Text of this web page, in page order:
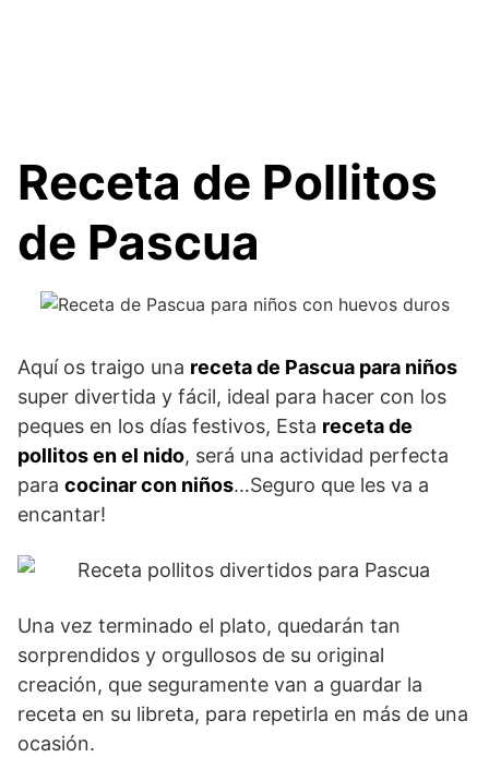
Receta de Pollitos
de Pascua
Aquí os traigo una receta de Pascua para niños
super divertida y fácil, ideal para hacer con los
peques en los días festivos, Esta receta de
pollitos en el nido, será una actividad perfecta
para cocinar con niños…Seguro que les va a
encantar!
Una vez terminado el plato, quedarán tan
sorprendidos y orgullosos de su original
creación, que seguramente van a guardar la
receta en su libreta, para repetirla en más de una
ocasión.